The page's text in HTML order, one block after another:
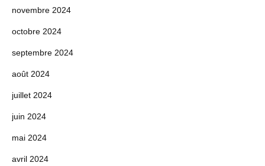
novembre 2024
octobre 2024
septembre 2024
août 2024
juillet 2024
juin 2024
mai 2024
avril 2024